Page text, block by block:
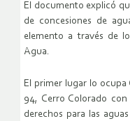
El documento explicó
de concesiones de
elemento a través de
Agua.
El primer lugar lo ocupa
94, Cerro Colorado
derechos para las